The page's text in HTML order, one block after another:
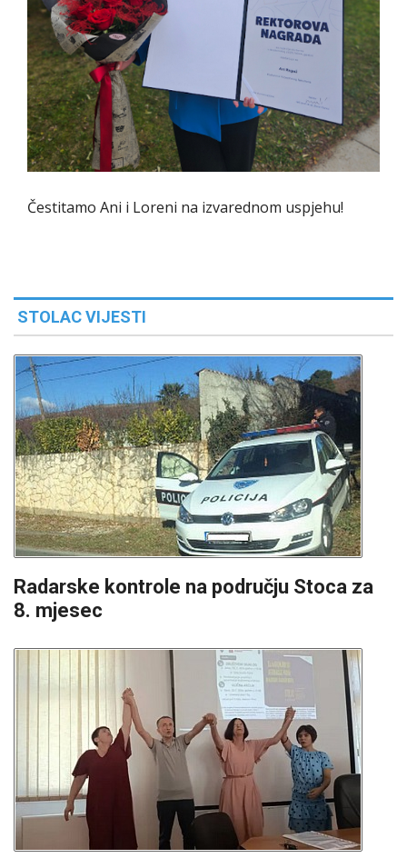
Čestitamo Ani i Loreni na izvarednom uspjehu!
STOLAC VIJESTI
Radarske kontrole na području Stoca za
8. mjesec